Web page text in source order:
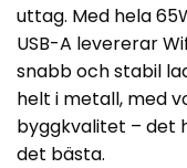
uttag. Med hela
USB-A levererar
snabb och stabil
helt i metall, med
byggkvalitet – det
det bästa.